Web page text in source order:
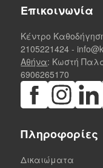
Επικοινωνία
Κέντρο
2105221424 -
Αθήνα: Κωστή
6906265170
Πληροφορίες
Δικαιώματα